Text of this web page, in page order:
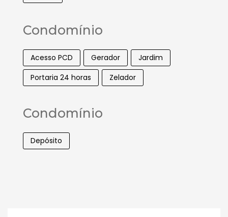
Condomínio
Acesso PCD Gerador
Jardim
Portaria 24 horas
Zelador
Condomínio
Depósito